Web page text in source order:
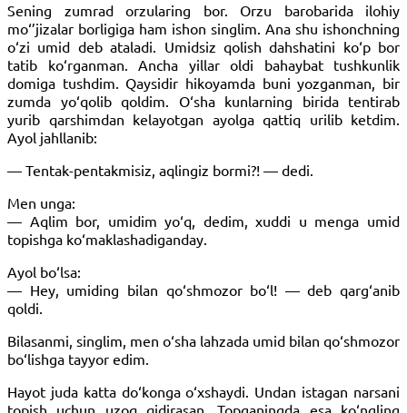
Sening zumrad orzularing bor. Orzu barobarida ilohiy
mo‘’jizalar borligiga ham ishon singlim. Ana shu ishonchning
o‘zi umid deb ataladi. Umidsiz qolish dahshatini ko‘p bor
tatib ko‘rganman. Ancha yillar oldi bahaybat tushkunlik
domiga tushdim. Qaysidir hikoyamda buni yozganman, bir
zumda yo‘qolib qoldim. O‘sha kunlarning birida tentirab
yurib qarshimdan kelayotgan ayolga qattiq urilib ketdim.
Ayol jahllanib:
— Tentak-pentakmisiz, aqlingiz bormi?! — dedi.
Men unga:
— Aqlim bor, umidim yo‘q, dedim, xuddi u menga umid
topishga ko‘maklashadiganday.
Ayol bo‘lsa:
— Hey, umiding bilan qo‘shmozor bo‘l! — deb qarg‘anib
qoldi.
Bilasanmi, singlim, men o‘sha lahzada umid bilan qo‘shmozor
bo‘lishga tayyor edim.
Hayot juda katta do‘konga o‘xshaydi. Undan istagan narsani